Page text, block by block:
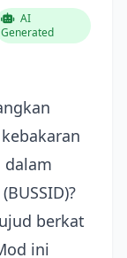
AI
Generated
dalam
berkat
ini